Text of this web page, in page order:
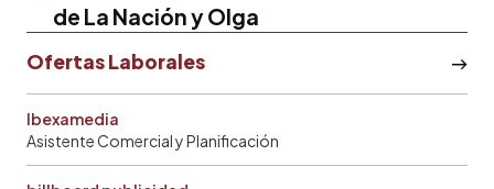
de La Nación y Olga
Ofertas Laborales
Ibexamedia
Asistente Comercial y Planificación